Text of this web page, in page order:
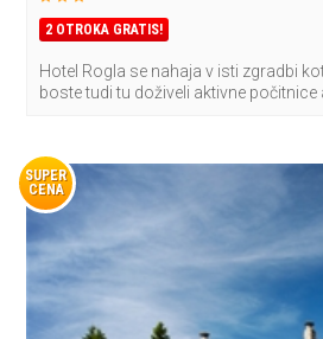
2 OTROKA GRATIS!
Hotel Rogla se nahaja v isti zgradbi
boste tudi tu doživeli aktivne počitnice
SUPER
CENA